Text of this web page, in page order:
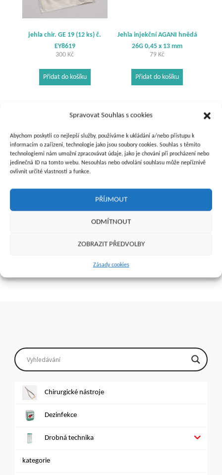
Spravovat Souhlas s cookies
Abychom poskytli co nejlepší služby, používáme k ukládání a/nebo přístupu k
informacím o zařízení, technologie jako jsou soubory cookies. Souhlas s těmito
technologiemi nám umožní zpracovávat údaje, jako je chování při procházení nebo
jedinečná ID na tomto webu. Nesouhlas nebo odvolání souhlasu může nepříznivě
ovlivnit určité vlastnosti a funkce.
PŘÍJMOUT
ODMÍTNOUT
ZOBRAZIT PŘEDVOLBY
Zásady cookies
jehla chir. GE 19 (12 ks) č.
EY8619
300 Kč
Přidat do košíku
Jehla injekční AGANI hnědá
26G 0,45 x 13 mm
79 Kč
Přidat do košíku
Chirurgické nástroje
Dezinfekce
Drobná technika
kategorie